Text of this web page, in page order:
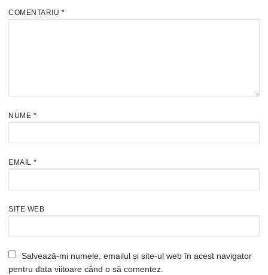
COMENTARIU *
NUME *
EMAIL *
SITE WEB
Salvează-mi numele, emailul și site-ul web în acest navigator
pentru data viitoare când o să comentez.